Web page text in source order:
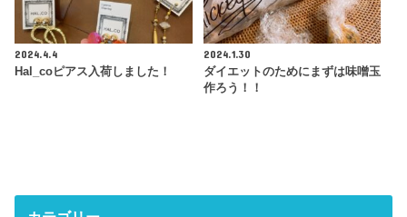
2024.4.4
Hal_coピアス入荷しました！
2024.1.30
ダイエットのためにまずは味噌玉
作ろう！！